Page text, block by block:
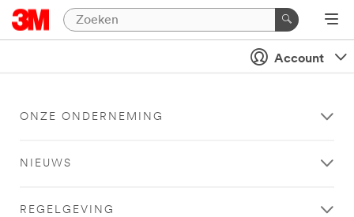
Account
ONZE ONDERNEMING
NIEUWS
REGELGEVING